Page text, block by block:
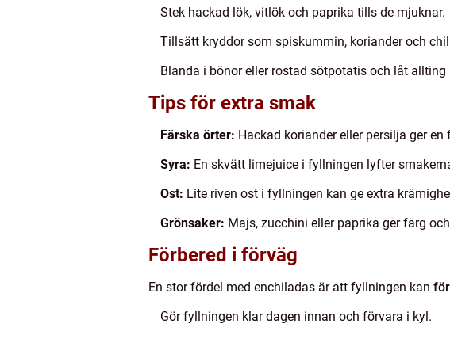
Stek hackad lök, vitlök och paprika tills de mjuknar.
Tillsätt kryddor som spiskummin, koriander och
Blanda i bönor eller rostad sötpotatis och låt
Tips för extra smak
Färska örter: Hackad koriander eller persilja ger en
Syra: En skvätt limejuice i fyllningen lyfter
Ost: Lite riven ost i fyllningen kan ge extra
Grönsaker: Majs, zucchini eller paprika ger färg
Förbered i förväg
En stor fördel med enchiladas är att fyllningen kan
Gör fyllningen klar dagen innan och förvara i kyl.